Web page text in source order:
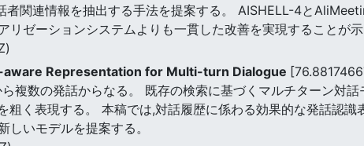
関連情報を抽出する手法を提案する。 AISHELL-4と
ゼーションシステムよりも一貫した改善を実現することが示
Representation for Multi-turn Dialogue
複数の発話からなる。 既存の検索に基づくマルチターン対
く表現する。 本稿では,対話履歴に係わる効果的な発話認識
いモデルを提案する。